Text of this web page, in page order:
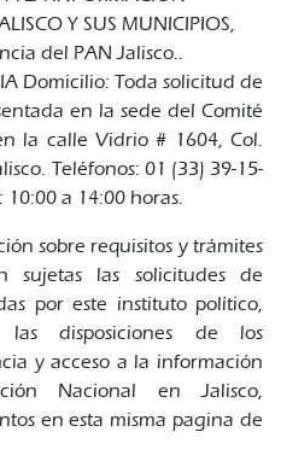
Y SUS MUNICIPIOS,
del PAN Jalisco..
Domicilio: Toda solicitud de
en la sede del Comité
la calle Vidrio # 1604, Col.
Teléfonos: 01 (33) 39-15-
10:00 a 14:00 horas.
sobre requisitos y trámites
las solicitudes de
por este instituto político,
disposiciones de los
y acceso a la información
Nacional en Jalisco,
en esta misma pagina de